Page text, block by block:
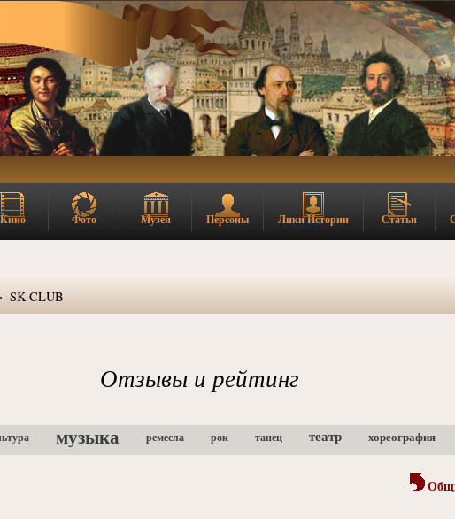
Кино Фото Музеи Персоны Лики Истории Статьи
SK-CLUB
Отзывы и рейтинг
музыка ремесла рок танец театр хореография